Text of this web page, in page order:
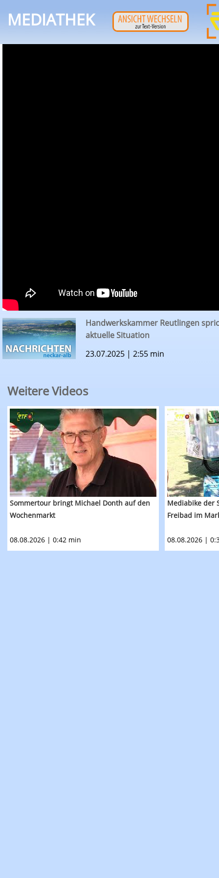
MEDIATHEK
Handwerkskammer Reutlingen
aktuelle Situation
23.07.2025 | 2:55 min
Weitere Videos
RTF.1-Nachrichten: Sommertour bringt
Sommertour bringt Michael Donth auf den
Wochenmarkt
08.08.2026 | 0:42 min
RTF.1-
Mediabike der
Freibad im
08.08.2026 |